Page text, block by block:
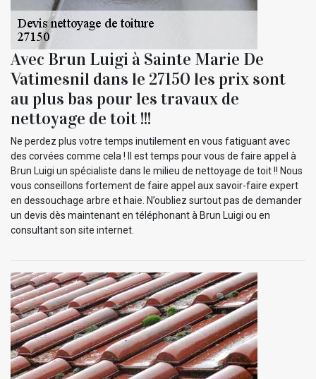
Avec Brun Luigi à Sainte Marie De
Vatimesnil dans le 27150 les prix sont
au plus bas pour les travaux de
nettoyage de toit !!!
Ne perdez plus votre temps inutilement en vous fatiguant avec
des corvées comme cela ! Il est temps pour vous de faire appel à
Brun Luigi un spécialiste dans le milieu de nettoyage de toit !! Nous
vous conseillons fortement de faire appel aux savoir-faire expert
en dessouchage arbre et haie. N’oubliez surtout pas de demander
un devis dès maintenant en téléphonant à Brun Luigi ou en
consultant son site internet.